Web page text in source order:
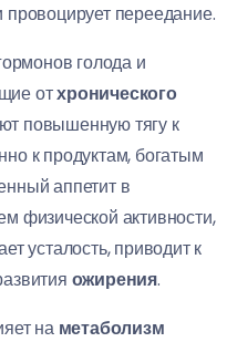
переедание.
голода и
отхронического
повышенную тягу к
к продуктам, богатым
аппетит в
физической активности,
усталость, приводит к
ожирения.
на метаболизм